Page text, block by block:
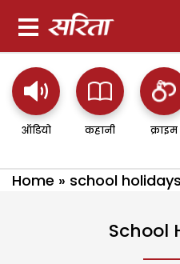
ऑडियो कहानी क्राइम
Home » school holidays
School